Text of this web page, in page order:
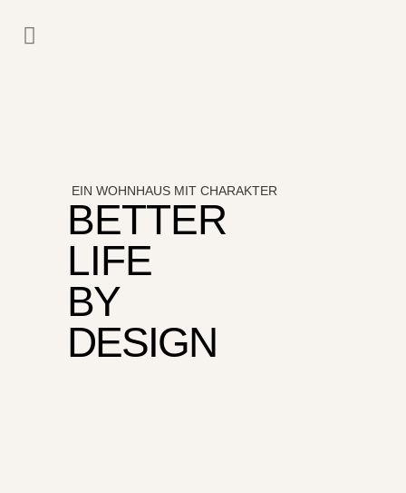
EIN WOHNHAUS MIT CHARAKTER
BETTER
LIFE
BY
DESIGN